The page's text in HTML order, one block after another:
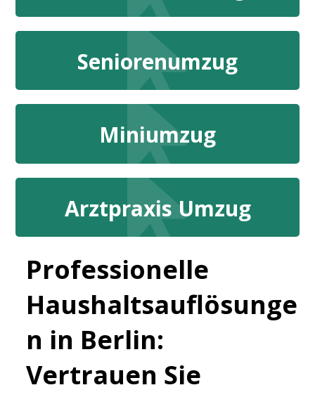
Seniorenumzug
Miniumzug
Arztpraxis Umzug
Professionelle
Haushaltsauflösunge
n in Berlin:
Vertrauen Sie